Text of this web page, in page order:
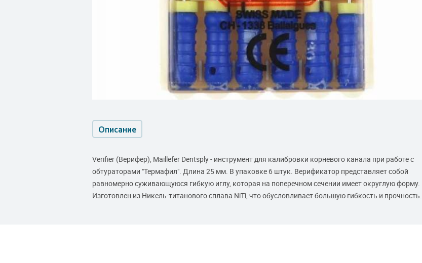
Описание
Verifier (Верифер), Maillefer Dentsply - инструмент для калибровки корневого канала при работе с
обтураторами "Термафил". Длина 25 мм. В упаковке 6 штук. Верификатор представляет собой
равномерно суживающуюся гибкую иглу, которая на поперечном сечении имеет округлую форму.
Изготовлен из Никель-титанового сплава NiTi, что обусловливает большую гибкость и прочность.